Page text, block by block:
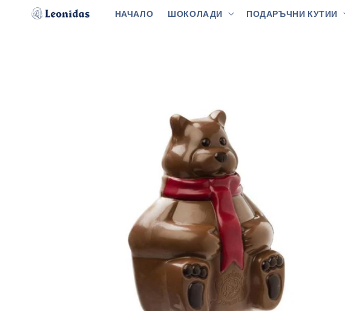
НАЧАЛО ШОКОЛАДИ ПОДАРЪЧНИ КУТИИ